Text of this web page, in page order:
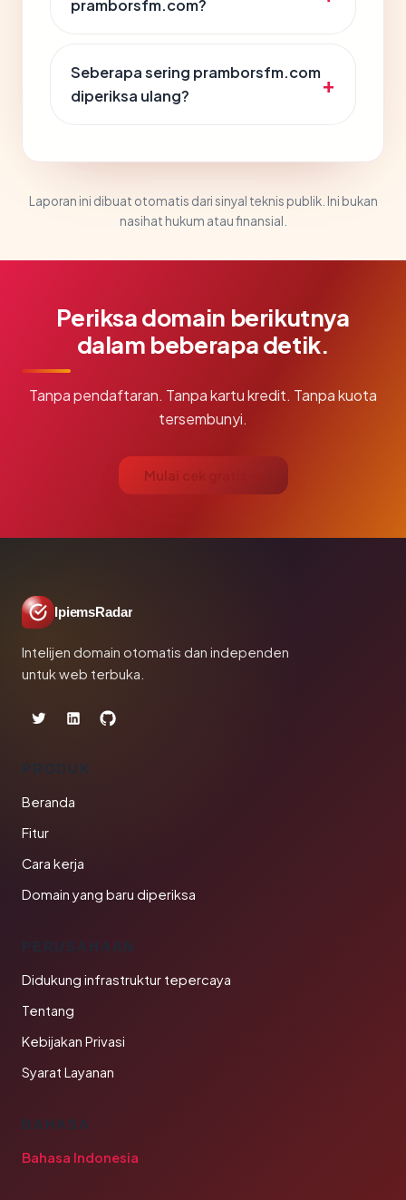
pramborsfm.com?
Seberapa sering pramborsfm.com
diperiksa ulang?
Laporan ini dibuat otomatis dari sinyal teknis publik. Ini bukan
nasihat hukum atau finansial.
Periksa domain berikutnya
dalam beberapa detik.
Tanpa pendaftaran. Tanpa kartu kredit. Tanpa kuota
tersembunyi.
Mulai cek gratis →
IpiemsRadar
Intelijen domain otomatis dan independen
untuk web terbuka.
PRODUK
Beranda
Fitur
Cara kerja
Domain yang baru diperiksa
PERUSAHAAN
Didukung infrastruktur tepercaya
Tentang
Kebijakan Privasi
Syarat Layanan
BAHASA
Bahasa Indonesia